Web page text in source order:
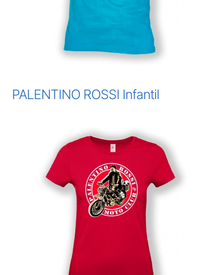
PALENTINO ROSSI Infantil